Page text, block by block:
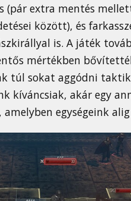
extra mentés
között), és
is. A játék
mértékben
túl sokat aggódni
kíváncsiak, akár egy
egységeink